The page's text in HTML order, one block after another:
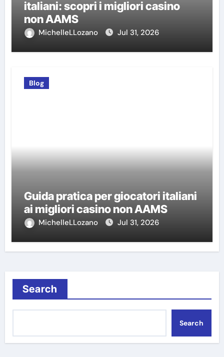
italiani: scopri i migliori casino
non AAMS
MichelleLLozano Jul 31, 2026
Blog
Guida pratica per giocatori italiani
ai migliori casino non AAMS
MichelleLLozano Jul 31, 2026
Search
Search